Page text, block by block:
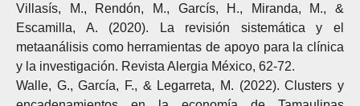
Villasís, M., Rendón, M., Garcís, H., Miranda, M., &
Escamilla, A. (2020). La revisión sistemática y el
metaanálisis como herramientas de apoyo para la clínica
y la investigación. Revista Alergia México, 62-72.
Walle, G., García, F., & Legarreta, M. (2022). Clusters y